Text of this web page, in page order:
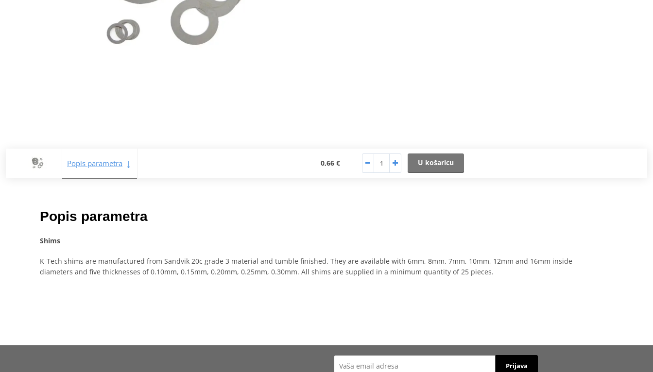
Popis parametra 0,66 € U košaricu
Popis parametra
Shims
K-Tech shims are manufactured from Sandvik 20c grade 3 material and tumble finished. They are available with 6mm, 8mm, 7mm, 10mm, 12mm and 16mm inside
diameters and five thicknesses of 0.10mm, 0.15mm, 0.20mm, 0.25mm, 0.30mm. All shims are supplied in a minimum quantity of 25 pieces.
Prijava